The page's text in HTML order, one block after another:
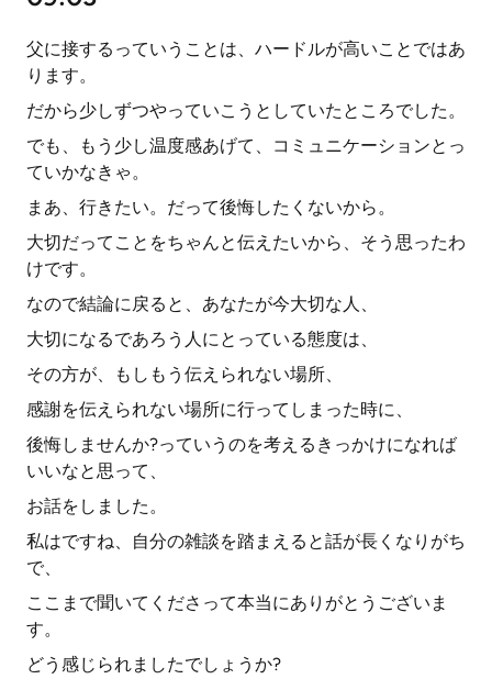
父に接するっていうことは、ハードルが高いことではあ
ります。
だから少しずつやっていこうとしていたところでした。
でも、もう少し温度感あげて、コミュニケーションとっ
ていかなきゃ。
まあ、行きたい。だって後悔したくないから。
大切だってことをちゃんと伝えたいから、そう思ったわ
けです。
なので結論に戻ると、あなたが今大切な人、
大切になるであろう人にとっている態度は、
その方が、もしもう伝えられない場所、
感謝を伝えられない場所に行ってしまった時に、
後悔しませんか?っていうのを考えるきっかけになれば
いいなと思って、
お話をしました。
私はですね、自分の雑談を踏まえると話が長くなりがち
で、
ここまで聞いてくださって本当にありがとうございま
す。
どう感じられましたでしょうか?